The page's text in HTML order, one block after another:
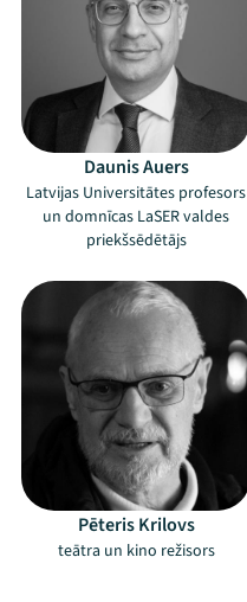
Daunis Auers
Latvijas Universitātes profesors
un domnīcas LaSER valdes
priekšsēdētājs
Pēteris Krilovs
teātra un kino režisors